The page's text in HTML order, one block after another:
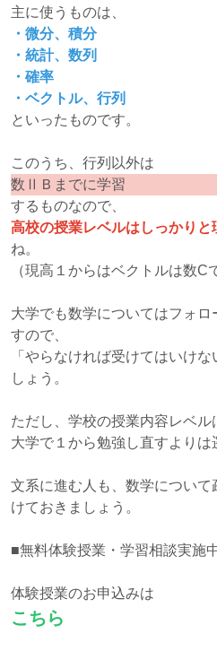
主に使うものは、
・微分、積分
・統計、数列
・確率
・ベクトル、行列
といったものです。
このうち、行列以外は
数ⅡＢまでに学習
するものなので、
高校の授業レベルはしっかりと
ね。
（現高１からはベクトルは数C
大学でも数学についてはフォ
すので、
「やらなければ受けてはいけ
しょう。
ただし、学校の授業内容レベル
大学で１から勉強し直すよりは
文系に進む人も、数学につい
けておきましょう。
■無料体験授業・学習相談実施
体験授業のお申込みは
こちら